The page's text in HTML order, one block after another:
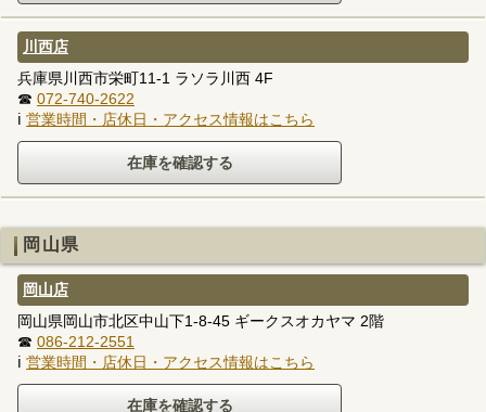
川西店
兵庫県川西市栄町11-1 ラソラ川西 4F
☎ 072-740-2622
ℹ 営業時間・店休日・アクセス情報はこちら
岡山県
岡山店
岡山県岡山市北区中山下1-8-45 ギークスオカヤマ 2階
☎ 086-212-2551
ℹ 営業時間・店休日・アクセス情報はこちら